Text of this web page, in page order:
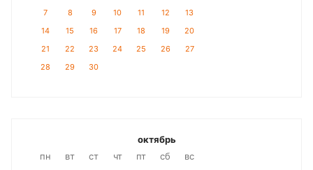
7
8 9 10 11 12
13
14
15 16 17 18 19
20
21
22 23 24 25 26
27
28
29 30
октябрь
пн
вт ст чт пт сб вс